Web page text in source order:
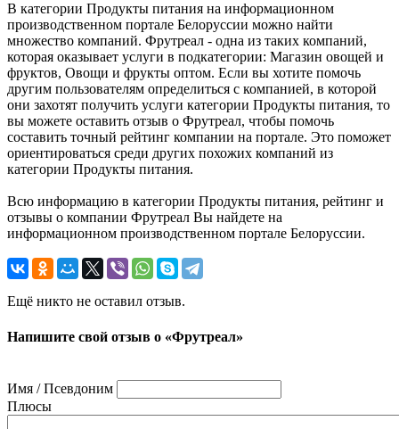
В категории Продукты питания на информационном
производственном портале Белоруссии можно найти
множество компаний. Фрутреал - одна из таких компаний,
которая оказывает услуги в подкатегории: Магазин овощей и
фруктов, Овощи и фрукты оптом. Если вы хотите помочь
другим пользователям определиться с компанией, в которой
они захотят получить услуги категории Продукты питания, то
вы можете оставить отзыв о Фрутреал, чтобы помочь
составить точный рейтинг компании на портале. Это поможет
ориентироваться среди других похожих компаний из
категории Продукты питания.
Всю информацию в категории Продукты питания, рейтинг и
отзывы о компании Фрутреал Вы найдете на
информационном производственном портале Белоруссии.
Ещё никто не оставил отзыв.
Напишите свой отзыв о «Фрутреал»
Имя / Псевдоним
Плюсы